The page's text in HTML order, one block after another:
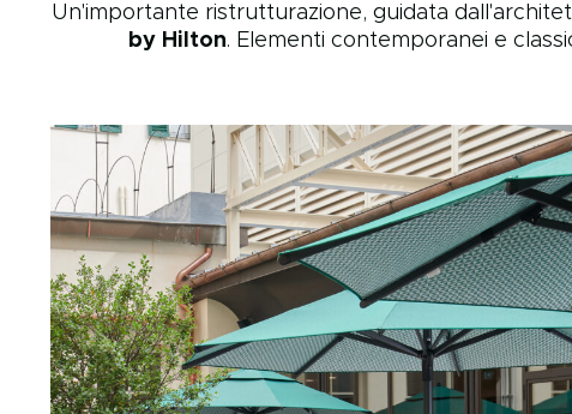
Un'importante ristrutturazione, guidata
by Hilton. Elementi contemporanei e